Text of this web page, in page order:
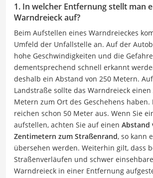
1. In welcher Entfernung stellt man
Warndreieck auf?
Beim Aufstellen eines Warndreieckes
Umfeld der Unfallstelle an. Auf der
hohe Geschwindigkeiten und die
dementsprechend schnell erkannt
deshalb ein Abstand von 250 Metern.
Landstraße sollte das Warndreieck
Metern zum Ort des Geschehens haben.
reichen schon 50 Meter aus. Wenn Sie
aufstellen, achten Sie auf einen Abstand
Zentimetern zum Straßenrand, so kann
übersehen werden. Weiterhin gilt, dass
Straßenverläufen und schwer
Warndreieck in einer Entfernung